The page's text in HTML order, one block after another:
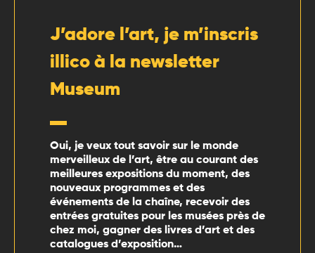
J’adore l’art, je m’inscris
illico à la newsletter
Museum
Oui, je veux tout savoir sur le monde
merveilleux de l’art, être au courant des
meilleures expositions du moment, des
nouveaux programmes et des
événements de la chaîne, recevoir des
entrées gratuites pour les musées près de
chez moi, gagner des livres d’art et des
catalogues d’exposition…